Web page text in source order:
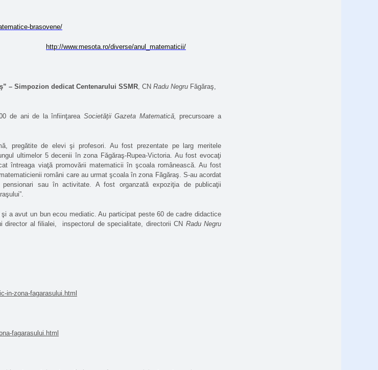
brasovene/
http://www.mesota.ro/diverse/anul_matematicii/
– Simpozion dedicat Centenarului SSMR, CN Radu Negru Făgăraş,
de ani de la înfiinţarea Societăţii Gazeta Matematică,precursoare a
pregătite de elevi şi profesori. Au fost prezentate pe larg meritele
ultimelor 5 decenii în zona Făgăraş-Rupea-Victoria. Au fost evocaţi
întreaga viaţă promovării matematicii în şcoala românească. Au fost
români care au urmat şcoala în zona Făgăraş. S-au acordat
pensionari sau în activitate. A fost organzată expoziţia de publicaţii
a avut un bun ecou mediatic. Au participat peste 60 de cadre didactice
director al filialei,
inspectorul de specialitate, directorii CN Radu Negru
in-zona-fagarasului.html
fagarasului.html